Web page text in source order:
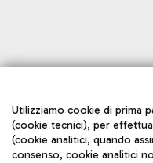
Utilizziamo cookie di prima
(cookie tecnici), per
(cookie analitici, quando
consenso, cookie analitici